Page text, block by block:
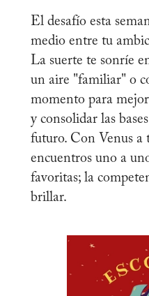
El desafío esta
medio entre tu
La suerte te sonríe
un aire "familiar" o
momento para
y consolidar las
futuro. Con Venus a
encuentros uno a
favoritas; la
brillar.